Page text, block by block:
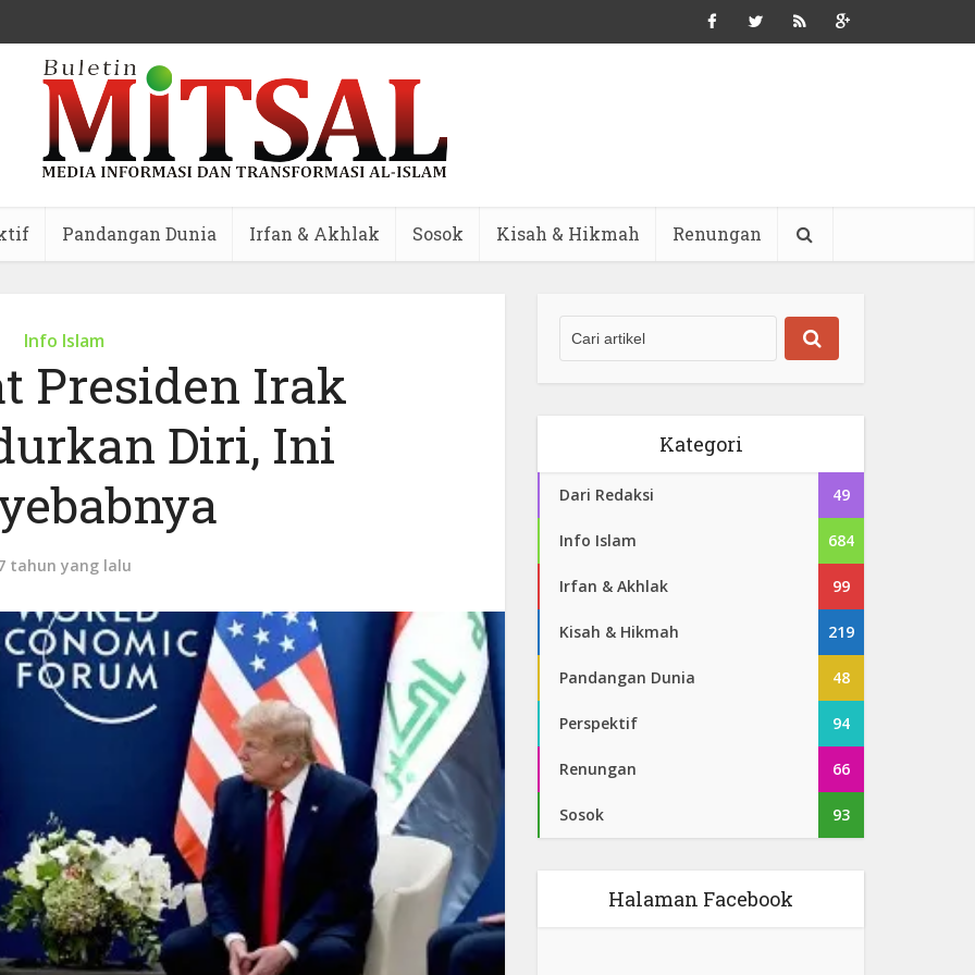
Pandangan Dunia Irfan & Akhlak Sosok Kisah & Hikmah Renungan
Info Islam
Presiden Irak
Diri, Ini
tahun yang lalu
Kategori
Dari Redaksi 49
Info Islam 684
Irfan & Akhlak 99
Kisah & Hikmah 219
Pandangan Dunia 48
Perspektif 94
Renungan 66
Sosok 93
Halaman Facebook